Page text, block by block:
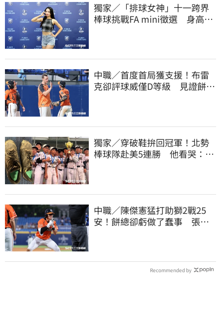
獨家／「排球女神」十一跨界
棒球挑戰FA mini徵選 身高
中職／首度首局獲支援！布雷
克卻評球威僅D等級 見證餅總
獨家／穿破鞋拚回冠軍！北勢
棒球隊赴美5連勝 他看哭：台
中職／陳傑憲猛打助獅2戰25
安！餅總卻虧做了蠢事 張翔
Recommended by